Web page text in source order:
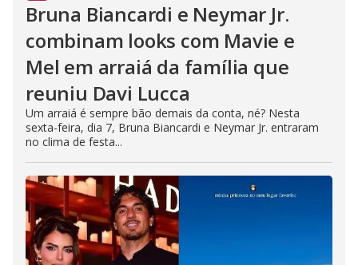
Bruna Biancardi e Neymar Jr.
combinam looks com Mavie e
Mel em arraiá da família que
reuniu Davi Lucca
Um arraiá é sempre bão demais da conta, né? Nesta
sexta-feira, dia 7, Bruna Biancardi e Neymar Jr. entraram
no clima de festa...